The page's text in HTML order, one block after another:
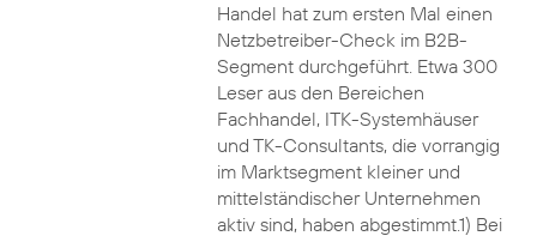
Handel hat zum ersten Mal einen
Netzbetreiber-Check im B2B-
Segment durchgeführt. Etwa 300
Leser aus den Bereichen
Fachhandel, ITK-Systemhäuser
und TK-Consultants, die vorrangig
im Marktsegment kleiner und
mittelständischer Unternehmen
aktiv sind, haben abgestimmt.1) Bei